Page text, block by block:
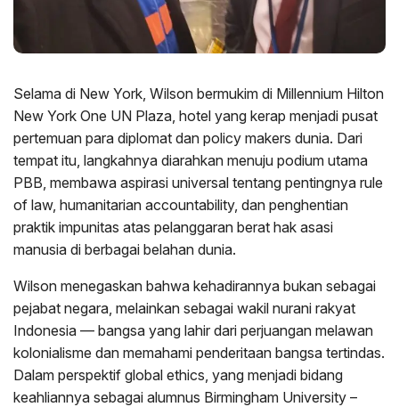
Selama di New York, Wilson bermukim di Millennium Hilton
New York One UN Plaza, hotel yang kerap menjadi pusat
pertemuan para diplomat dan policy makers dunia. Dari
tempat itu, langkahnya diarahkan menuju podium utama
PBB, membawa aspirasi universal tentang pentingnya rule
of law, humanitarian accountability, dan penghentian
praktik impunitas atas pelanggaran berat hak asasi
manusia di berbagai belahan dunia.
Wilson menegaskan bahwa kehadirannya bukan sebagai
pejabat negara, melainkan sebagai wakil nurani rakyat
Indonesia — bangsa yang lahir dari perjuangan melawan
kolonialisme dan memahami penderitaan bangsa tertindas.
Dalam perspektif global ethics, yang menjadi bidang
keahliannya sebagai alumnus Birmingham University –